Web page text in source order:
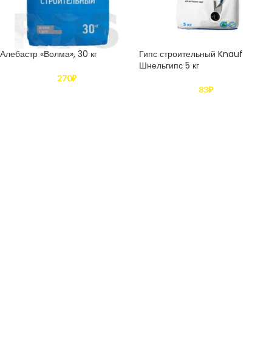
Алебастр «Волма», 30 кг
270₽
Гипс строительный Knauf
Шнельгипс 5 кг
83₽